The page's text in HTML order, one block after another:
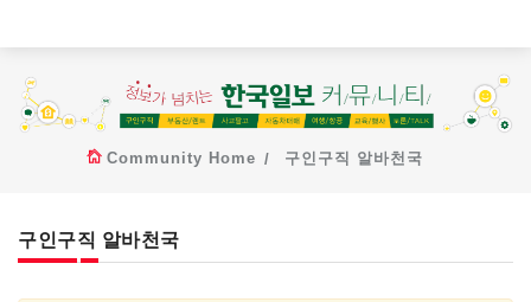
Community Home 구인구직 알바천국
구인구직 알바천국